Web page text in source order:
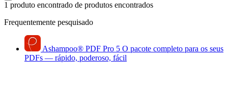
1 produto encontrado de produtos encontrados
Frequentemente pesquisado
Ashampoo® PDF Pro 5 O pacote completo para os seus
PDFs — rápido, poderoso, fácil